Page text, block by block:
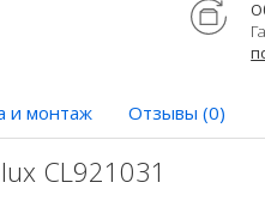
и монтаж Отзывы (0)
CL921031